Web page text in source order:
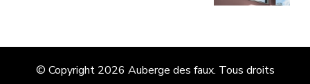
© Copyright 2026 Auberge des faux. Tous droits